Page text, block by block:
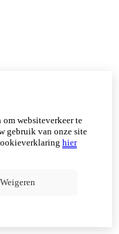
websiteverkeer te
gebruik van onze site
hier
Weigeren